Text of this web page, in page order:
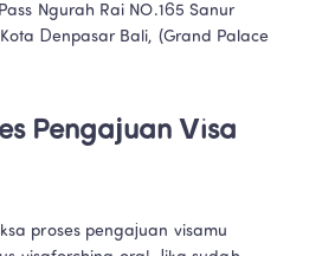
Ngurah Rai NO.165 Sanur
Denpasar Bali, (Grand Palace
Pengajuan Visa
proses pengajuan visamu